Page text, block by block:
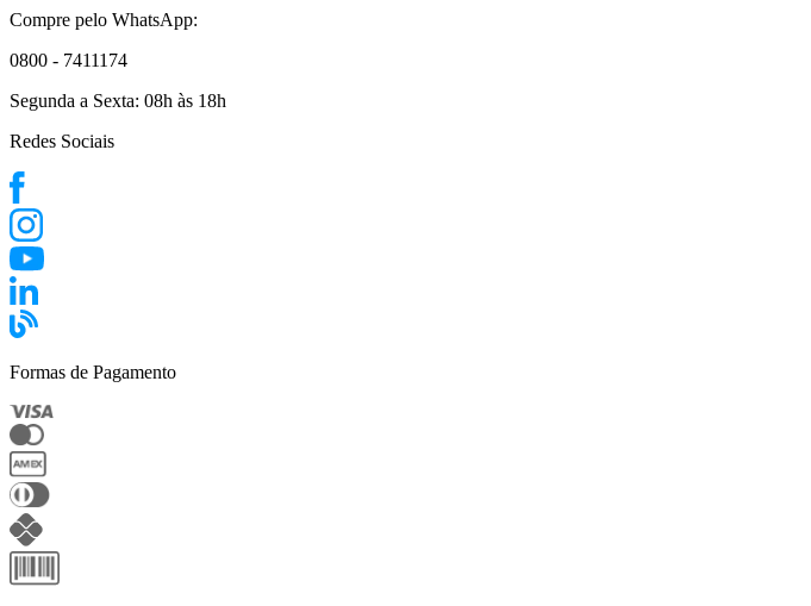
Compre pelo WhatsApp:
0800 - 7411174
Segunda a Sexta: 08h às 18h
Redes Sociais
Formas de Pagamento